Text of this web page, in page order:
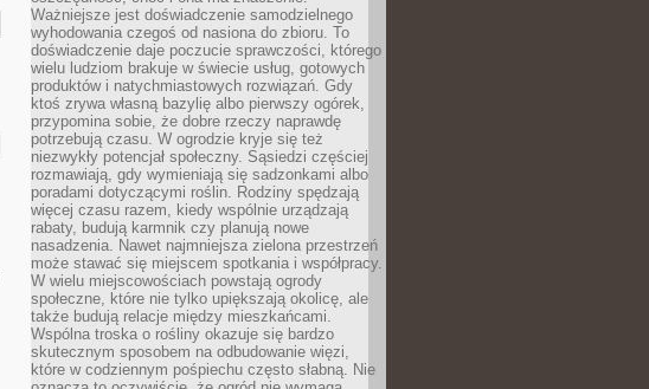
Ważniejsze jest doświadczenie samodzielnego
wyhodowania czegoś od nasiona do zbioru. To
doświadczenie daje poczucie sprawczości, którego
wielu ludziom brakuje w świecie usług, gotowych
produktów i natychmiastowych rozwiązań. Gdy
ktoś zrywa własną bazylię albo pierwszy ogórek,
przypomina sobie, że dobre rzeczy naprawdę
potrzebują czasu. W ogrodzie kryje się też
niezwykły potencjał społeczny. Sąsiedzi częściej
rozmawiają, gdy wymieniają się sadzonkami albo
poradami dotyczącymi roślin. Rodziny spędzają
więcej czasu razem, kiedy wspólnie urządzają
rabaty, budują karmnik czy planują nowe
nasadzenia. Nawet najmniejsza zielona przestrzeń
może stawać się miejscem spotkania i współpracy.
W wielu miejscowościach powstają ogrody
społeczne, które nie tylko upiększają okolicę, ale
także budują relacje między mieszkańcami.
Wspólna troska o rośliny okazuje się bardzo
skutecznym sposobem na odbudowanie więzi,
które w codziennym pośpiechu często słabną. Nie